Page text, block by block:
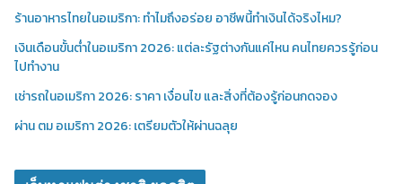
ร้านอาหารไทยในอเมริกา: ทำไมถึงอร่อย อาชีพนี้ทำเงินได้จริงไหม?
เงินเดือนขั้นต่ำในอเมริกา 2026: แต่ละรัฐต่างกันแค่ไหน คนไทยควรรู้ก่อน
ไปทำงาน
เช่ารถในอเมริกา 2026: ราคา เงื่อนไข และสิ่งที่ต้องรู้ก่อนกดจอง
ผ่าน ตม อเมริกา 2026: เตรียมตัวให้ผ่านฉลุย